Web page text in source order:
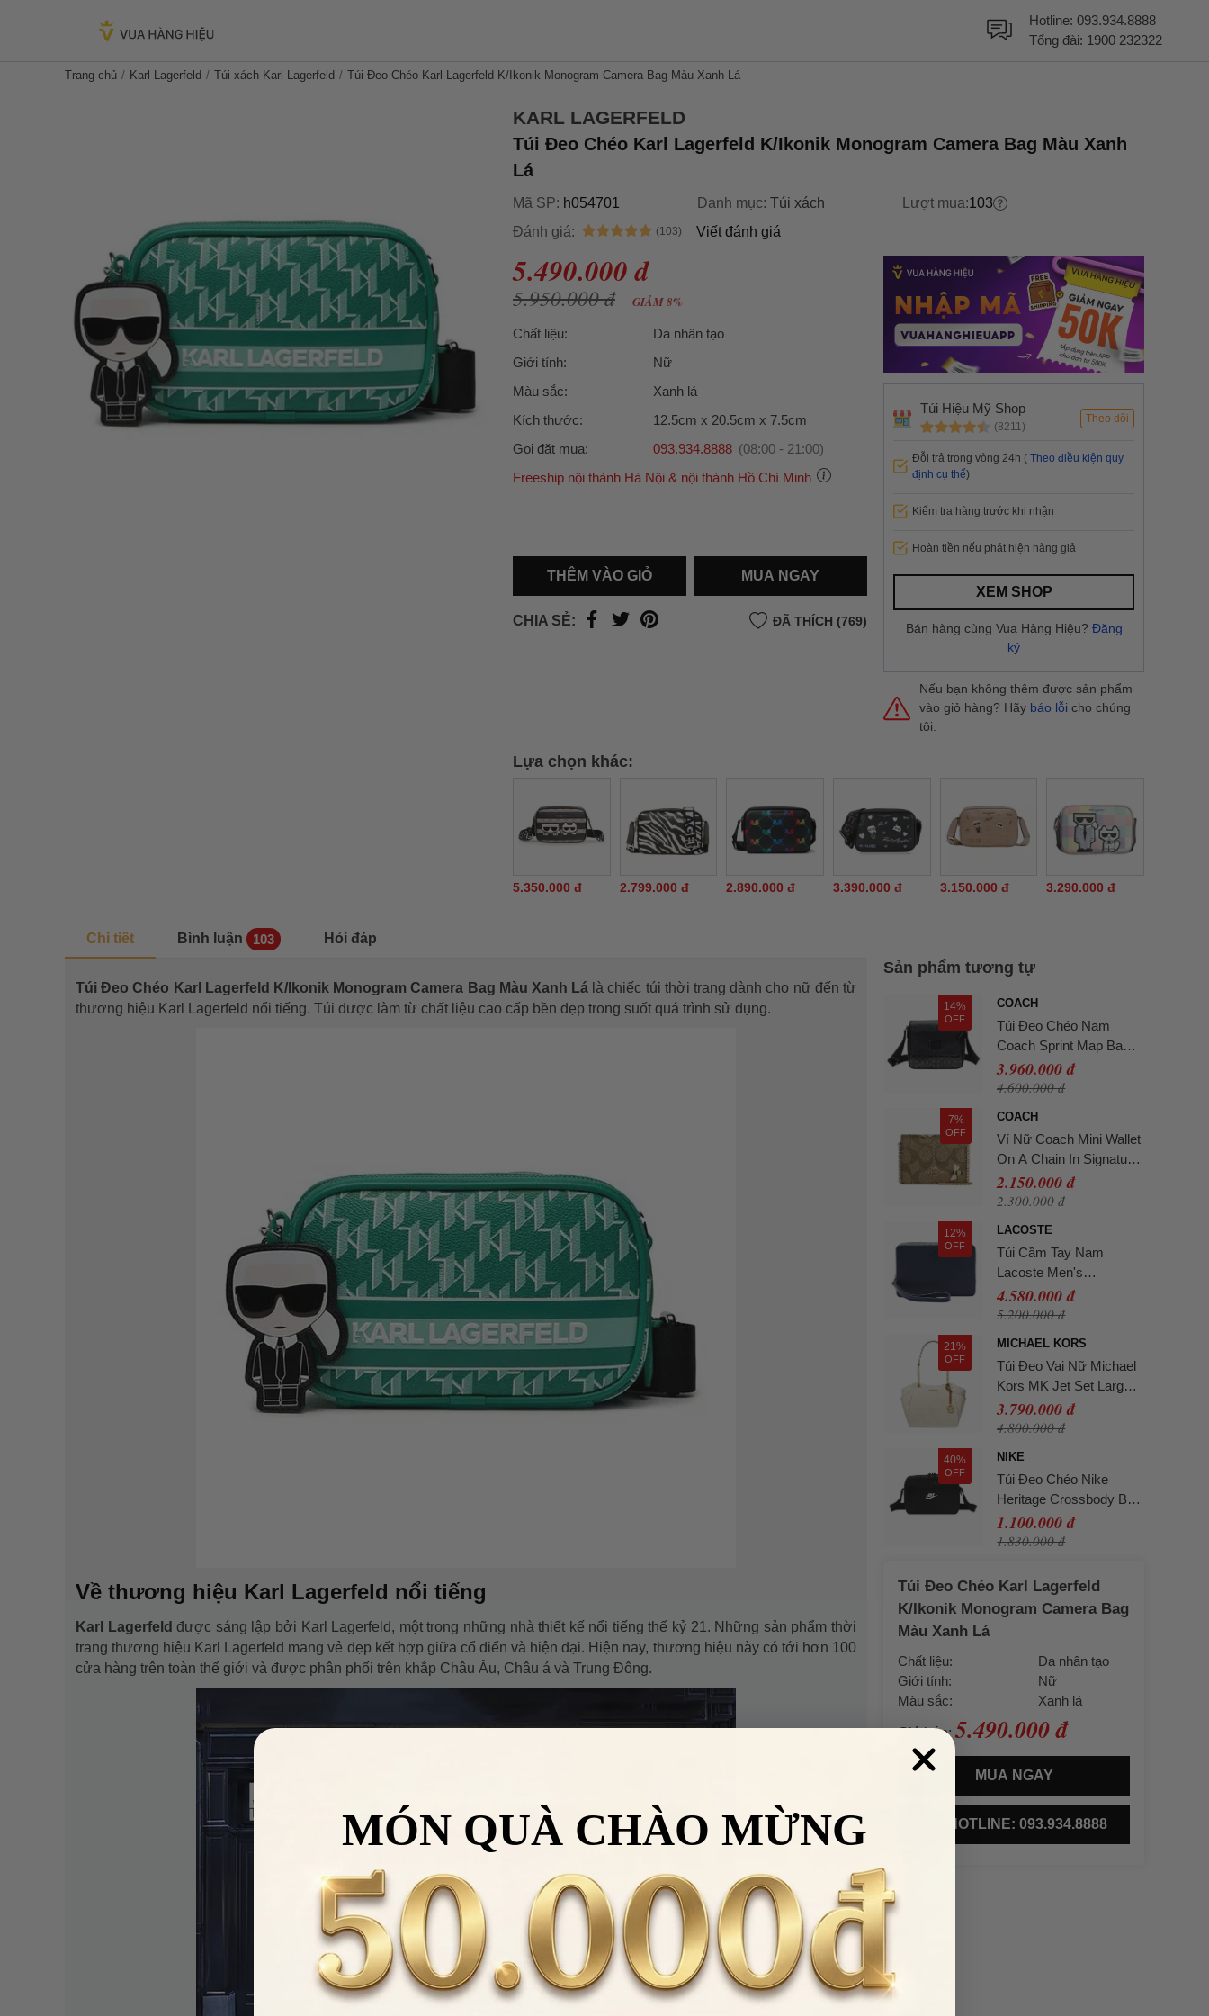
Hotline: 093.934.8888
Tổng đài: 1900 232322
Trang chủ Karl Lagerfeld Túi xách Karl Lagerfeld Túi Đeo Chéo Karl Lagerfeld K/Ikonik Monogram Camera Bag Màu Xanh Lá
KARL LAGERFELD
Túi Đeo Chéo Karl Lagerfeld K/Ikonik Monogram Camera Bag Màu Xanh
Lá
Mã SP: h054701 Danh mục: Túi xách Lượt mua:103
Đánh giá:
Viết đánh giá
5.490.000 đ
5.950.000 đ GIẢM 8%
Chất liệu:
Da nhân tạo
Giới tính:
Nữ
Màu sắc:
Xanh lá
Kích thước:
12.5cm x 20.5cm x 7.5cm
Gọi đặt mua:
093.934.8888 (08:00 - 21:00)
Freeship nội thành Hà Nội & nội thành Hồ Chí Minh
Hồ Chí Minh).
thành
Hồ Chí Minh, khách hàng muốn giao nhanh
trong ngày hoặc Đơn hàng giao hỏa tốc theo yêu cầu
THÊM VÀO GIỎ MUA NGAY
CHIA SẺ: ĐÃ THÍCH (769)
Lựa chọn khác:
5.350.000 đ 2.799.000 đ 2.890.000 đ 3.390.000 đ 3.150.000 đ 3.290.000 đ
Chi tiết Bình luận 103 Hỏi đáp
Túi Đeo Chéo Karl Lagerfeld K/Ikonik Monogram Camera Bag Màu Xanh Lá là chiếc túi thời trang dành cho nữ đến từ
thương hiệu Karl Lagerfeld nổi tiếng. Túi được làm từ chất liệu cao cấp bền đẹp trong suốt quá trình sử dụng.
Về thương hiệu Karl Lagerfeld nổi tiếng
Karl Lagerfeld được sáng lập bởi Karl Lagerfeld, một trong những nhà thiết kế nổi tiếng thế kỷ 21. Những sản phẩm thời
trang thương hiệu Karl Lagerfeld mang vẻ đẹp kết hợp giữa cổ điển và hiện đại. Hiện nay, thương hiệu này có tới hơn 100
cửa hàng trên toàn thế giới và được phân phối trên khắp Châu Âu, Châu á và Trung Đông.
Sản phẩm tương tự
14%
OFF
COACH
Túi Đeo Chéo Nam
Coach Sprint Map Bag
Signature Charcoal
Black Màu Đen
3.960.000 đ
4.600.000 đ
7%
OFF
COACH
Ví Nữ Coach Mini Wallet
On A Chain In Signature
Canvas With Bee Print
Màu Gold Khaki
2.150.000 đ
2.300.000 đ
12%
OFF
LACOSTE
Túi Cầm Tay Nam
Lacoste Men's
Chantaco Piqué Bag
NH2922 - 021 Màu Xanh
4.580.000 đ
5.200.000 đ
21%
OFF
MICHAEL KORS
Túi Đeo Vai Nữ Michael
Kors MK Jet Set Large
Signature Logo Shoulder
Bag 35S4GTVT3B Màu
3.790.000 đ
4.800.000 đ
40%
OFF
NIKE
Túi Đeo Chéo Nike
Heritage Crossbody Bag
2.0 IB4378-010 Màu
Đen
1.100.000 đ
1.830.000 đ
Túi Đeo Chéo Karl Lagerfeld
K/Ikonik Monogram Camera Bag
Màu Xanh Lá
Chất liệu:
Da nhân tạo
Giới tính:
Nữ
Màu sắc:
Xanh lá
Giá bán: 5.490.000 đ
MUA NGAY
HOTLINE: 093.934.8888
Túi Hiệu Mỹ Shop
(8211)
Theo dõi
Đỗi trả trong vòng 24h ( Theo điều kiện quy
định cụ thể)
Kiểm tra hàng trước khi nhận
Hoàn tiền nếu phát hiện hàng giả
XEM SHOP
Bán hàng cùng Vua Hàng Hiệu? Đăng
ký
Nếu bạn không thêm được sản phẩm
vào giỏ hàng? Hãy báo lỗi cho chúng
tôi.
MÓN QUÀ CHÀO MỪNG